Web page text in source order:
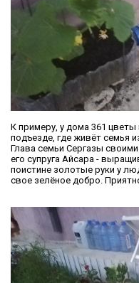
К примеру, у дома 361
подъезде, где живёт семья
Глава семьи Сергазы
его супруга Айсара -
поистине золотые руки у
свое зелёное добро.